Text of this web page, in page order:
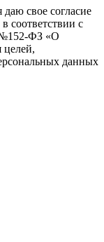
свое согласие
соответствии с
№152-ФЗ «О
целей,
данных